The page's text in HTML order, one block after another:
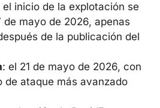
en numerosos clientes de
se desarrollaron
el inicio de la explotación
17 de mayo de 2026,